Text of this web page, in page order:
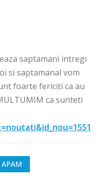
saptamani intregi
si saptamanal vom
foarte fericiti ca au
ca sunteti